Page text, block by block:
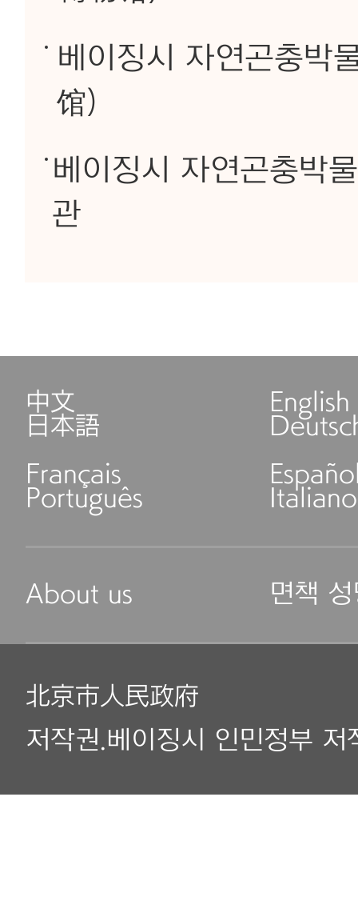
베이징시 자연곤충박
馆)
베이징시 자연곤충박물
관
中文 English
日本語
Français
Português Italiano
About us 면책
北京市人民政府
저작권.베이징시 인민정부